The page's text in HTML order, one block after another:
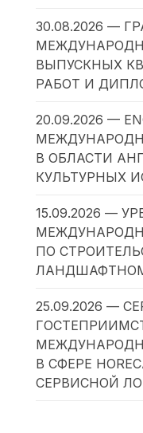
30.08.2026 —
ВЫПУСКНЫХ
РАБОТ И
20.09.2026 —
В ОБЛАСТИ
КУЛЬТУРНЫХ
15.09.2026 —
ПО
25.09.2026 —
В СФЕРЕ
СЕРВИСНОЙ